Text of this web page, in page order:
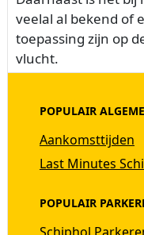
veelal al bekend of
toepassing zijn op
vlucht.
POPULAIR
Aankomsttijden
Last Minutes
POPULAIR